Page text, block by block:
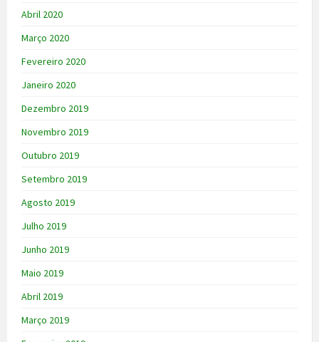
Abril 2020
Março 2020
Fevereiro 2020
Janeiro 2020
Dezembro 2019
Novembro 2019
Outubro 2019
Setembro 2019
Agosto 2019
Julho 2019
Junho 2019
Maio 2019
Abril 2019
Março 2019